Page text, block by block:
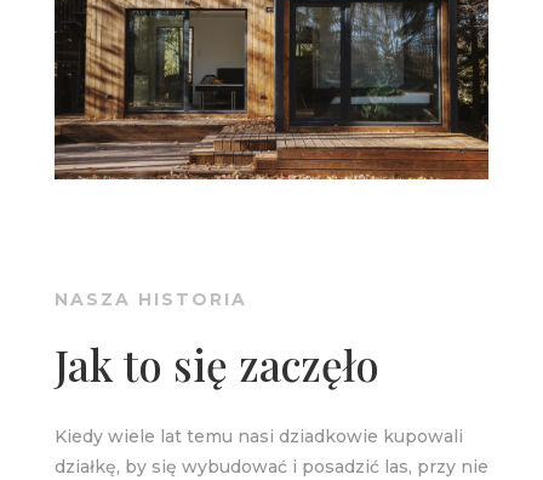
NASZA HISTORIA
Jak to się zaczęło
Kiedy wiele lat temu nasi dziadkowie kupowali
działkę, by się wybudować i posadzić las, przy nie